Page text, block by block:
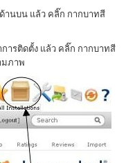
ด้านบน แล้ว คลิ๊ก กากบาทสี
ารติดตั้ง แล้ว คลิ๊ก กากบาทสี
มภาพ